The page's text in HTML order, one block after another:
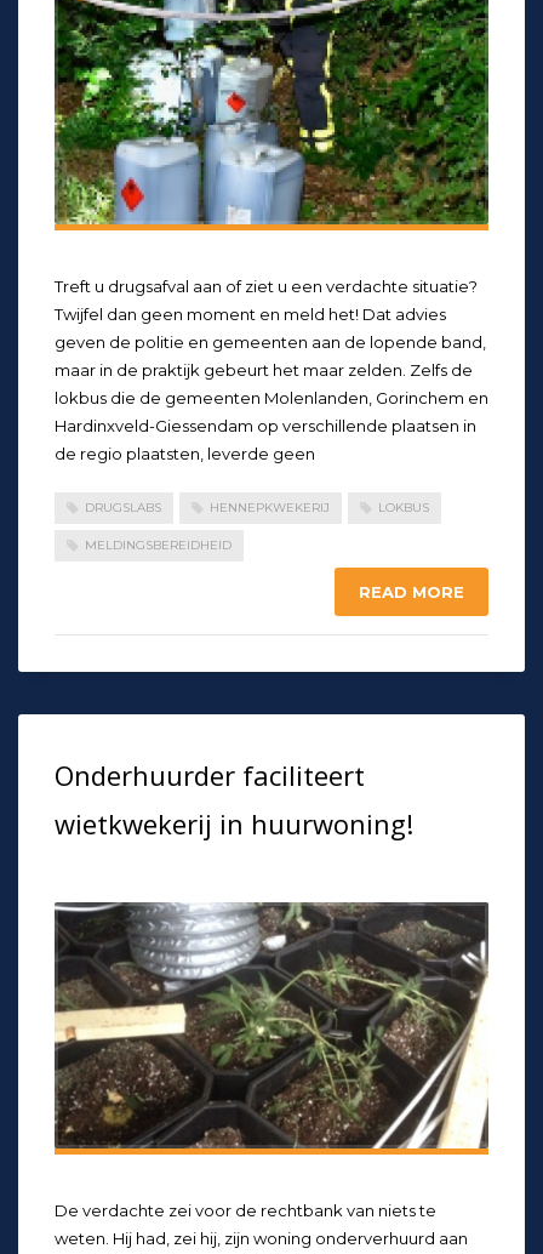
Treft u drugsafval aan of ziet u een verdachte situatie?
Twijfel dan geen moment en meld het! Dat advies
geven de politie en gemeenten aan de lopende band,
maar in de praktijk gebeurt het maar zelden. Zelfs de
lokbus die de gemeenten Molenlanden, Gorinchem en
Hardinxveld-Giessendam op verschillende plaatsen in
de regio plaatsten, leverde geen
DRUGSLABS HENNEPKWEKERIJ LOKBUS
MELDINGSBEREIDHEID
READ MORE
Onderhuurder faciliteert
wietkwekerij in huurwoning!
De verdachte zei voor de rechtbank van niets te
weten. Hij had, zei hij, zijn woning onderverhuurd aan